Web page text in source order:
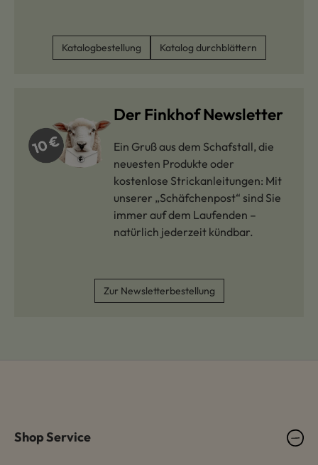
Katalogbestellung Katalog durchblättern
Der Finkhof Newsletter
Ein Gruß aus dem Schafstall, die
neuesten Produkte oder
kostenlose Strickanleitungen: Mit
unserer „Schäfchenpost“ sind Sie
immer auf dem Laufenden –
natürlich jederzeit kündbar.
Zur Newsletterbestellung
Shop Service